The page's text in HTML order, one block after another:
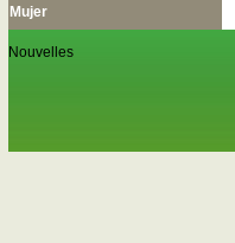
Mujer
Nouvelles